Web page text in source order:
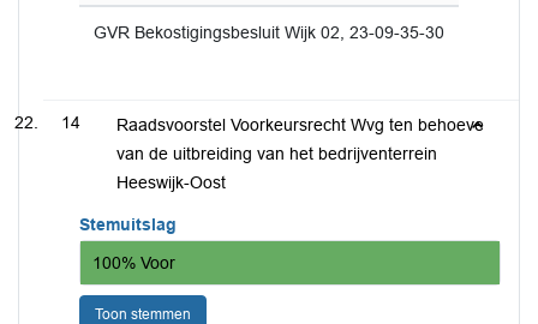
GVR Bekostigingsbesluit Wijk 02, 23-09-35-30
14
Raadsvoorstel Voorkeursrecht Wvg ten behoeve
van de uitbreiding van het bedrijventerrein
Heeswijk-Oost
Stemuitslag
100% Voor
Toon stemmen